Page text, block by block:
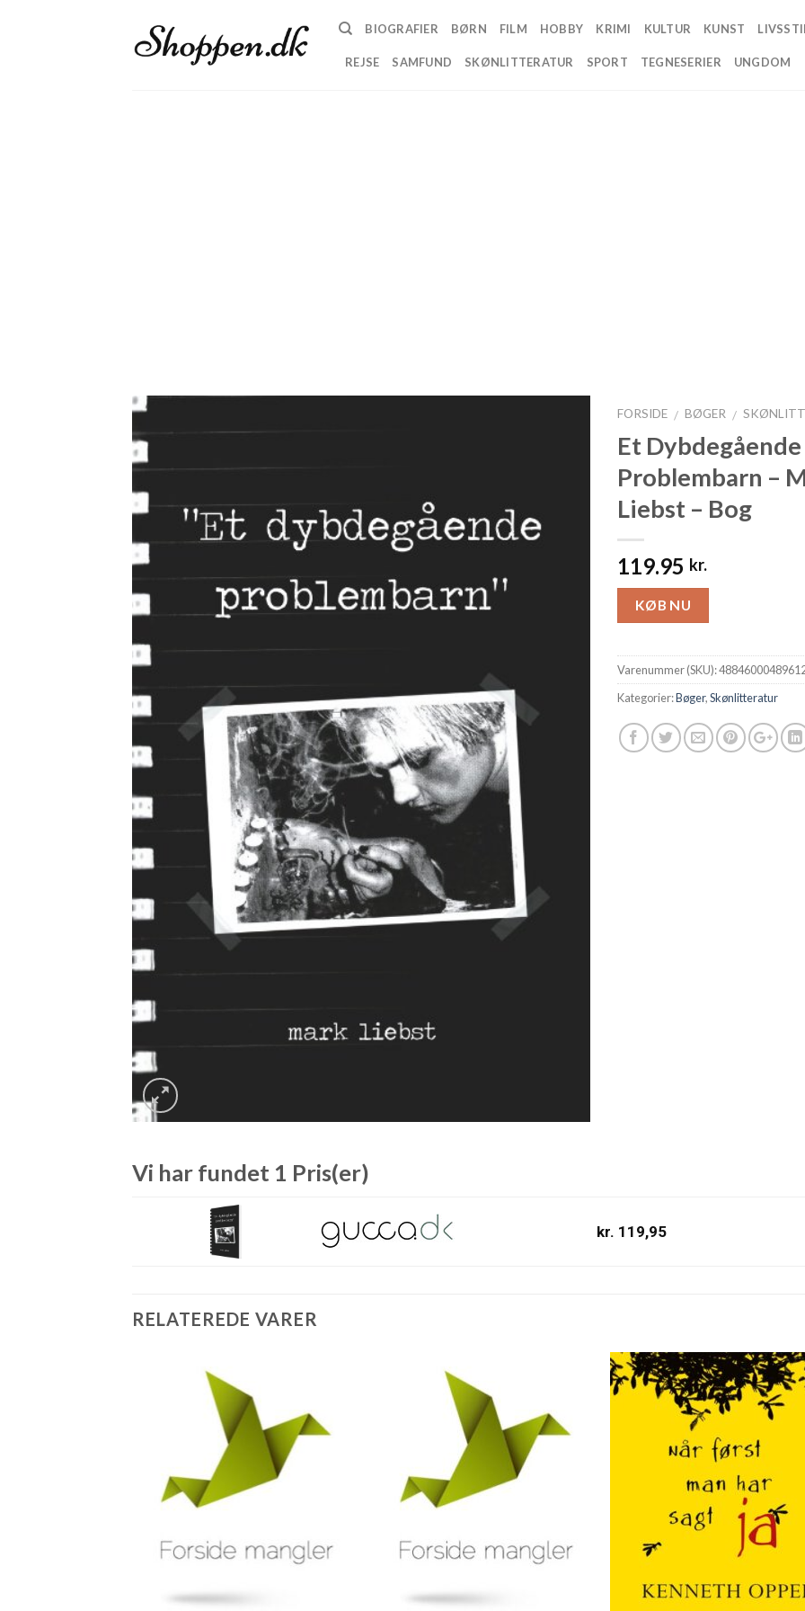
BIOGRAFIER BØRN FILM HOBBY KRIMI KULTUR KUNST
REJSE SAMFUND SKØNLITTERATUR SPORT TEGNESERIER UNGDOM
FORSIDE / BØGER /
Et Dybdegående
Problembarn –
Liebst – Bog
119.95 kr.
KØB NU
Varenummer (SKU):
Kategorier:Bøger,Skønlitteratur
Vi har fundet 1 Pris(er)
kr. 119,95
RELATEREDE VARER